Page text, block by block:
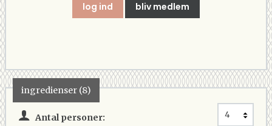
log ind bliv medlem
ingredienser (8)
Antal personer: